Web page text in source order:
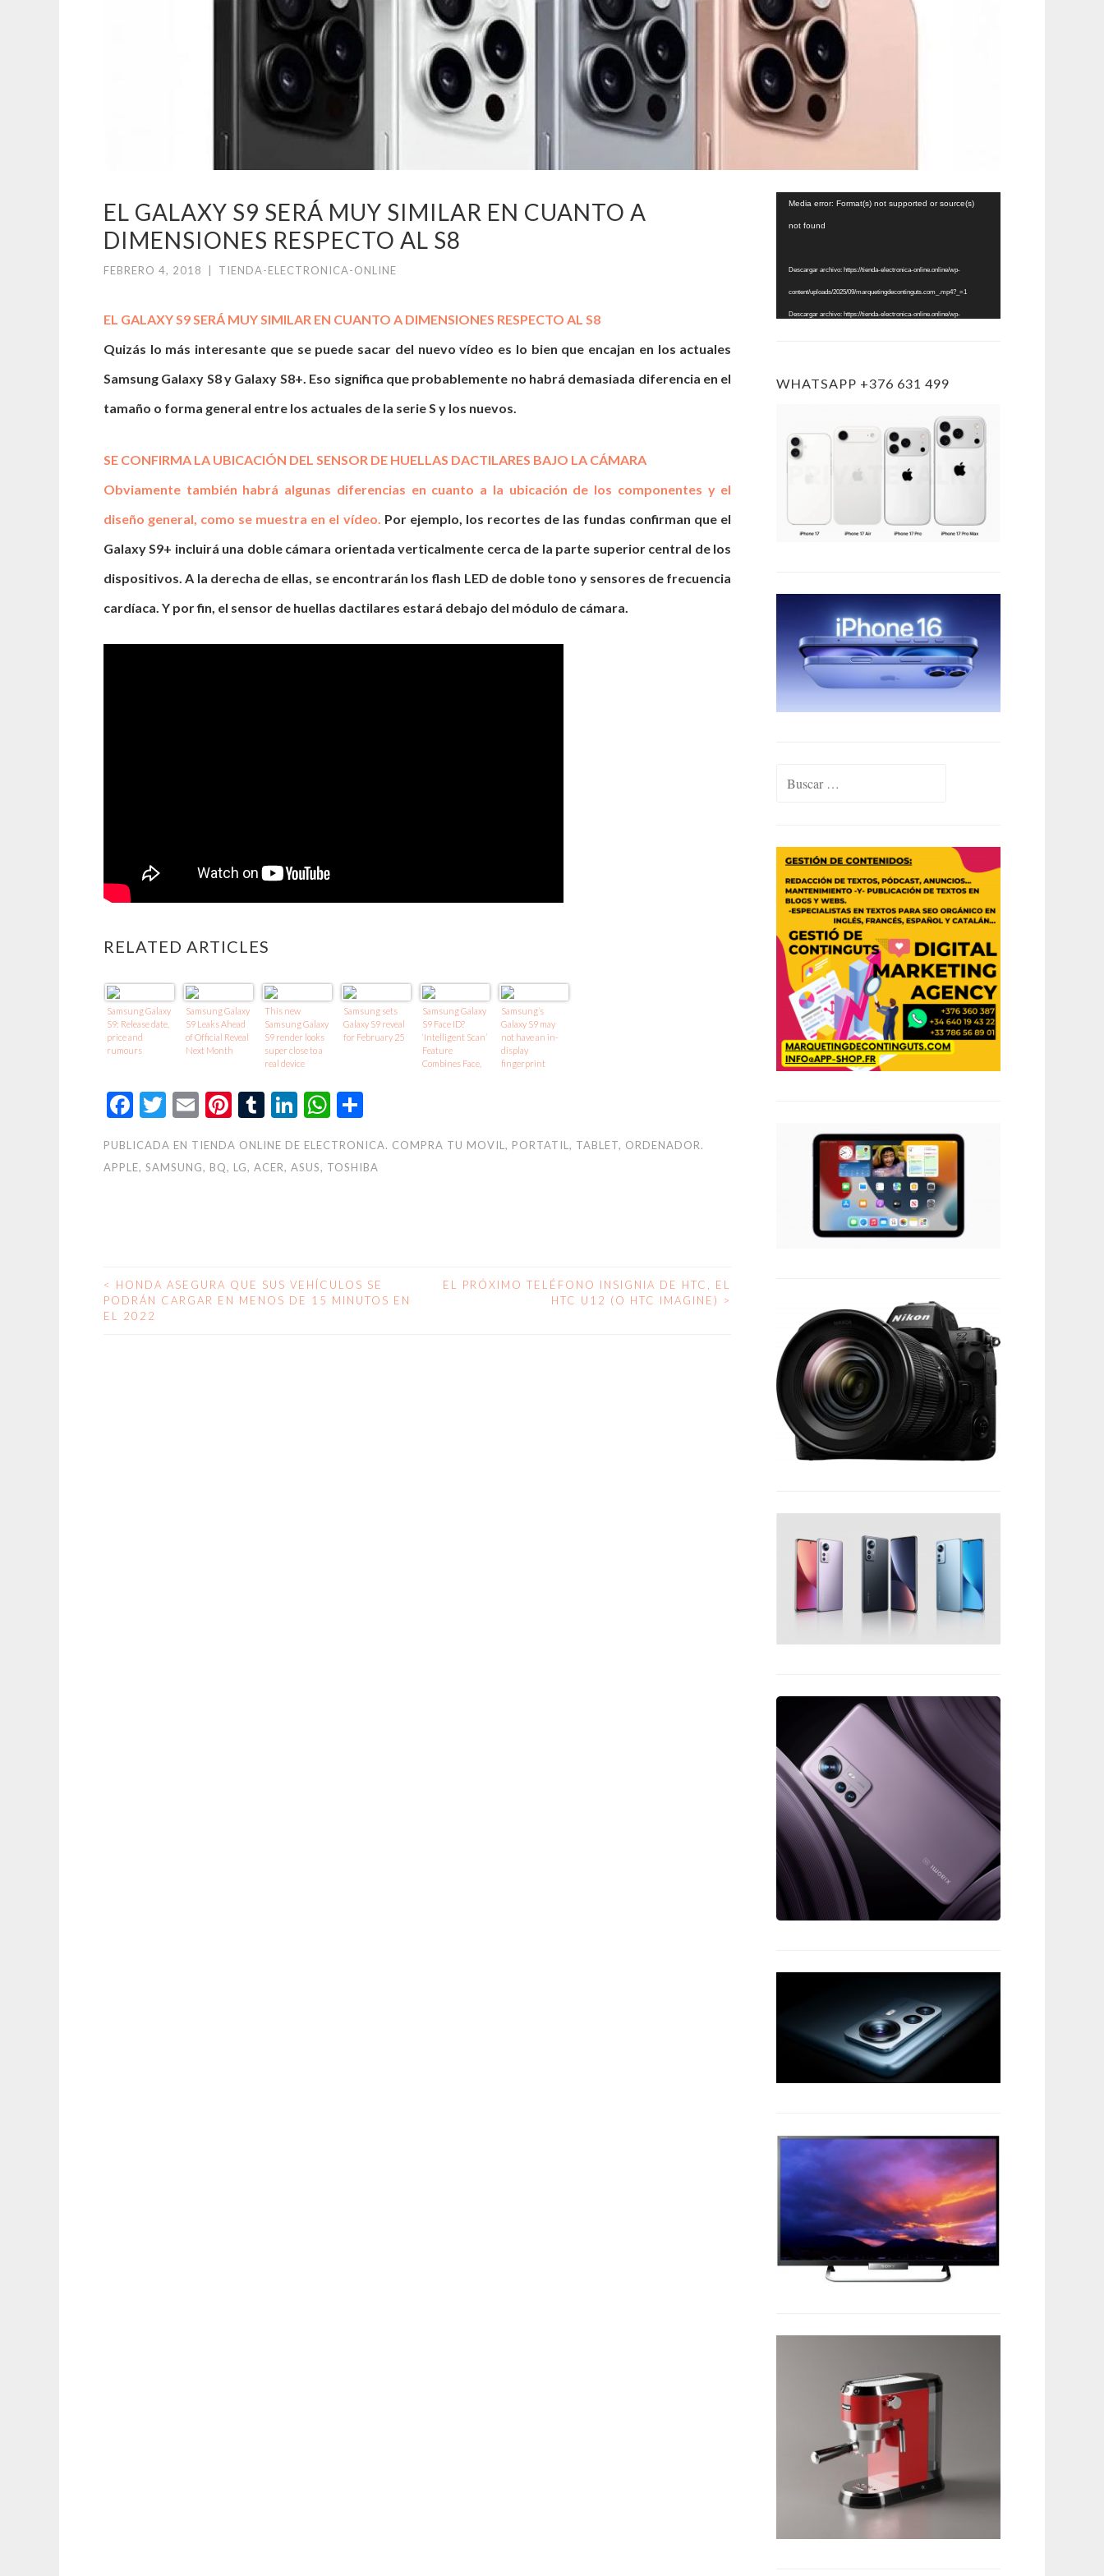
EL GALAXY S9 SERÁ MUY SIMILAR EN CUANTO A
DIMENSIONES RESPECTO AL S8
FEBRERO 4, 2018 TIENDA-ELECTRONICA-ONLINE
EL GALAXY S9 SERÁ MUY SIMILAR EN CUANTO A DIMENSIONES RESPECTO AL S8
Quizás lo más interesante que se puede sacar del nuevo vídeo es lo bien que encajan en los actuales
Samsung Galaxy S8 y Galaxy S8+. Eso significa que probablemente no habrá demasiada diferencia en el
tamaño o forma general entre los actuales de la serie S y los nuevos.
SE CONFIRMA LA UBICACIÓN DEL SENSOR DE HUELLAS DACTILARES BAJO LA CÁMARA
Obviamente también habrá algunas diferencias en cuanto a la ubicación de los componentes y el
diseño general, como se muestra en el vídeo. Por ejemplo, los recortes de las fundas confirman que el
Galaxy S9+ incluirá una doble cámara orientada verticalmente cerca de la parte superior central de los
dispositivos. A la derecha de ellas, se encontrarán los flash LED de doble tono y sensores de frecuencia
cardíaca. Y por fin, el sensor de huellas dactilares estará debajo del módulo de cámara.
RELATED ARTICLES
Samsung Galaxy
S9: Release date,
price and
rumours
Samsung Galaxy
S9 Leaks Ahead
of Official Reveal
Next Month
This new
Samsung Galaxy
S9 render looks
super close to a
real device
Samsung sets
Galaxy S9 reveal
for February 25
Samsung Galaxy
S9 Face ID?
‘Intelligent Scan’
Feature
Combines Face,
Samsung’s
Galaxy S9 may
not have an in-
display
fingerprint
Facebook
Twitter
EmailPinterest
Tumblr
LinkedIn
WhatsApp
PUBLICADA EN TIENDA ONLINE DE ELECTRONICA. COMPRA TU MOVIL, PORTATIL, TABLET, ORDENADOR.
APPLE, SAMSUNG, BQ, LG, ACER, ASUS, TOSHIBA
NAVEGACIÓN
<
HONDA ASEGURA QUE SUS VEHÍCULOS SE
PODRÁN CARGAR EN MENOS DE 15 MINUTOS EN
EL 2022
EL PRÓXIMO TELÉFONO INSIGNIA DE HTC, EL
HTC U12 (O HTC IMAGINE) >
Reproductor
Media error: Format(s) not supported or source(s)
not found
Descargar archivo: https://tienda-electronica-online.online/wp-
content/uploads/2025/09/marquetingdecontinguts.com_.mp4?_=1
Descargar archivo: https://tienda-electronica-online.online/wp-
WHATSAPP +376 631 499